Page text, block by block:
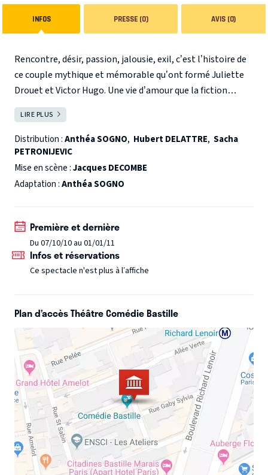
INFOS PRESSE (0) AVIS (0)
Rencontre, désir, passion, jalousie, exil, c’est l’histoire de
ce couple mythique et mémorable qu’ont formé Juliette
Drouet et Victor Hugo. Une vie d’amour que la fiction
n’aurait pas osé imaginer, ou la véritable histoire d’un
demi-siècle de passion ponctuée par quarante mille
lettres échangées. A partir de cette monumentale
correspondance, Anthéa Sogno a composé ce spectacle
qui illustre les grands moments de leur vie amoureuse,
littéraire et politique.
LIRE PLUS
Distribution :Anthéa SOGNO, Hubert DELATTRE, Sacha
PETRONIJEVIC
Mise en scène :Jacques DECOMBE
Adaptation :Anthéa SOGNO
Première et dernière
Du 07/10/10 au 01/01/11
Infos et réservations
Ce spectacle n'est plus à l’affiche
Plan d’accès Théâtre Comédie Bastille